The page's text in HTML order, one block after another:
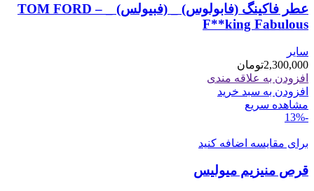
عطر فاکینگ (فابولوس) _ (فبیولس) _ TOM FORD –
F**king Fabulous
سایر
2,300,000تومان
افزودن به علاقه مندی
افزودن به سبد خرید
مشاهده سریع
-13%
برای مقایسه اضافه کنید
قرص منیزیم میولیس